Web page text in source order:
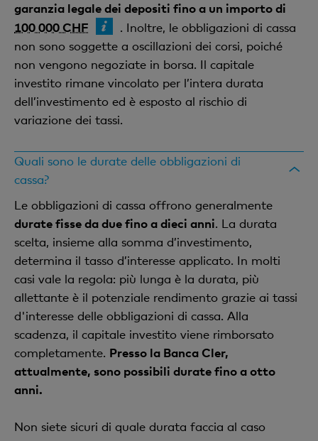
garanzia legale dei depositi fino a un importo di
100 000 CHF
. Inoltre, le obbligazioni di cassa
non sono soggette a oscillazioni dei corsi, poiché
non vengono negoziate in borsa. Il capitale
investito rimane vincolato per l’intera durata
dell’investimento ed è esposto al rischio di
variazione dei tassi.
Quali sono le durate delle obbligazioni di
cassa?
Le obbligazioni di cassa offrono generalmente
durate fisse da due fino a dieci anni. La durata
scelta, insieme alla somma d’investimento,
determina il tasso d’interesse applicato. In molti
casi vale la regola: più lunga è la durata, più
allettante è il potenziale rendimento grazie ai tassi
d'interesse delle obbligazioni di cassa. Alla
scadenza, il capitale investito viene rimborsato
completamente. Presso la Banca Cler,
attualmente, sono possibili durate fino a otto
anni.
Non siete sicuri di quale durata faccia al caso